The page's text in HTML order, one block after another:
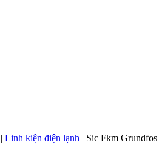
| Linh kiện điện lạnh | Sic Fkm